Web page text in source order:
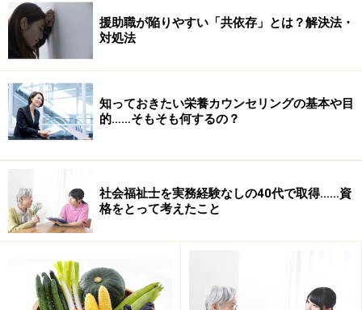
です」
質の指標がない現状では、事業者はそれぞれが考える
「質の高さ」を目指し、漠然とした努力を続けるしかあ
りません。また、質を測る指標がないために、介護報酬
が必ずしも介護の質を反映するとは限らない現状は、利
用者にとっては納得しにくく、良いサービスも育ちにく
くなっている可能性もあると堀田さんは指摘します。
「例えばレストランで高いお金を払ってもいいと思うの
は、料理がおいしい、その空間が好きだからですよね。
シェフにどれほど経験があろうと、サービススタッフが
すばらしい資格を持っていようと、出される料理がおい
しくなければ、また楽しく食事ができなければ、高いお
援助職が陥りやすい「共依存」とは？解決法・
対処法
知っておきたい栄養カウンセリングの基本や目
的……そもそも何するの？
社会福祉士を実務経験なしの40代で取得……資
格をとって考えたこと